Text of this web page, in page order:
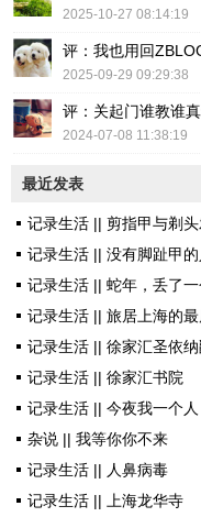
2025-10-27 08:14:19
评：我也用回
2025-09-29 09:29:38
评：关起门谁教谁
2024-07-08 11:38:19
最近发表
记录生活 || 剪指甲与剃头
记录生活 || 没有脚趾甲
记录生活 || 蛇年，丢了一
记录生活 || 旅居上海的
记录生活 || 徐家汇圣依
记录生活 || 徐家汇书院
记录生活 || 今夜我一个人
杂说 || 我等你你不来
记录生活 || 人鼻病毒
记录生活 || 上海龙华寺